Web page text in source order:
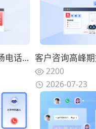
想要实现自然流畅电话对话，选购智能语音机器人重点看哪些方面？
2200
2026-07-23